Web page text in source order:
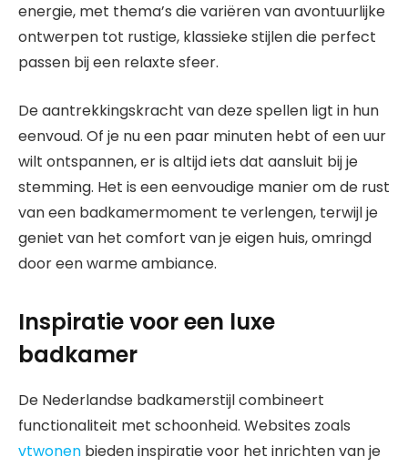
energie, met thema’s die variëren van avontuurlijke
ontwerpen tot rustige, klassieke stijlen die perfect
passen bij een relaxte sfeer.
De aantrekkingskracht van deze spellen ligt in hun
eenvoud. Of je nu een paar minuten hebt of een uur
wilt ontspannen, er is altijd iets dat aansluit bij je
stemming. Het is een eenvoudige manier om de rust
van een badkamermoment te verlengen, terwijl je
geniet van het comfort van je eigen huis, omringd
door een warme ambiance.
Inspiratie voor een luxe
badkamer
De Nederlandse badkamerstijl combineert
functionaliteit met schoonheid. Websites zoals
vtwonen bieden inspiratie voor het inrichten van je